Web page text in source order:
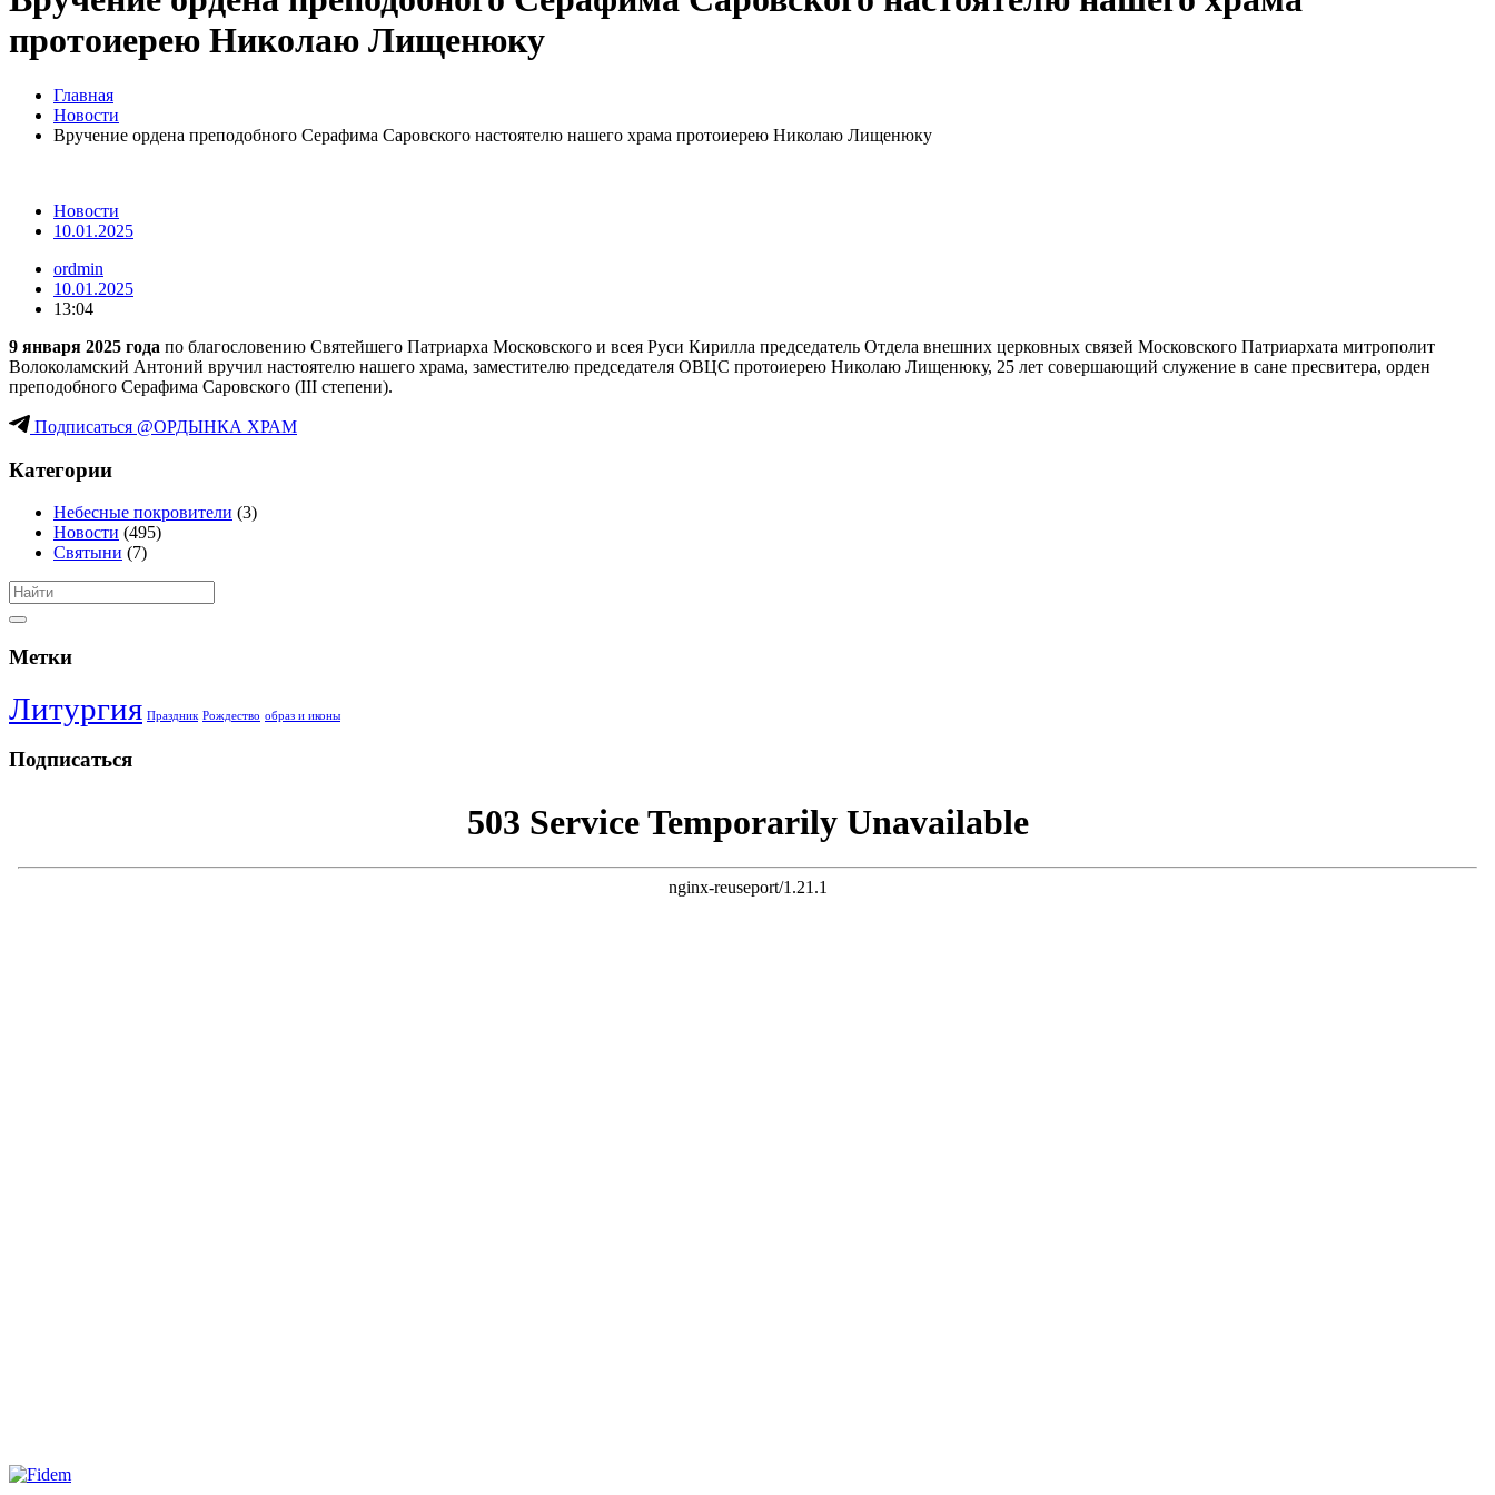
протоиерею Николаю Лищенюку
Главная
Новости
Вручение ордена преподобного Серафима Саровского настоятелю нашего храма протоиерею Николаю Лищенюку
Новости
10.01.2025
ordmin
10.01.2025
13:04
9 января 2025 года по благословению Святейшего Патриарха Московского и всея Руси Кирилла председатель Отдела внешних церковных связей Московского Патриархата митрополит
Волоколамский Антоний вручил настоятелю нашего храма, заместителю председателя ОВЦС протоиерею Николаю Лищенюку, 25 лет совершающий служение в сане пресвитера, орден
преподобного Серафима Саровского (III степени).
Подписаться @ОРДЫНКА ХРАМ
Категории
Небесные покровители (3)
Новости (495)
Святыни (7)
Метки
Литургия Праздник Рождество образ и иконы
Подписаться